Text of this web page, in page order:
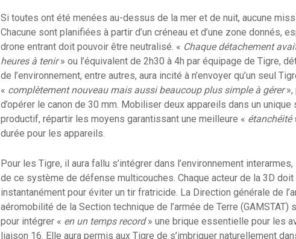
Si toutes ont été menées au-dessus de la mer et de nuit, aucune
Chacune sont planifiées à partir d’un créneau et d’une zone donnés,
drone entrant doit pouvoir être neutralisé. « Chaque détachement
heures à tenir» ou l’équivalent de 2h30 à 4h par équipage de Tigre,
de l’environnement, entre autres, aura incité à n’envoyer qu’un seul
« complètement nouveau mais aussi beaucoup plus simple à gérer»,
d’opérer le canon de 30 mm. Mobiliser deux appareils dans un
productif, répartir les moyens garantissant une meilleure « étanchéité
durée pour les appareils.
Pour les Tigre, il aura fallu s’intégrer dans l’environnement
de ce système de défense multicouches. Chaque acteur de la 3D
instantanément pour éviter un tir fratricide. La Direction générale de
aéromobilité de la Section technique de l’armée de Terre
pour intégrer « en un temps record» une brique essentielle pour les
liaison 16. Elle aura permis aux Tigre de s’imbriquer naturellement